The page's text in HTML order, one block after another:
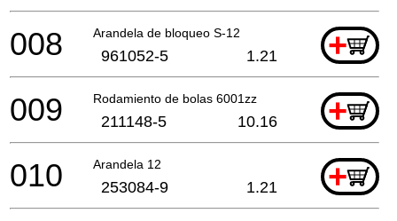
Arandela de bloqueo S-12 +
008 961052-5 1.21
Rodamiento de bolas 6001zz +
009 211148-5 10.16
Arandela 12 +
010 253084-9 1.21